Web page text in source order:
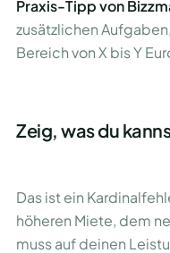
Praxis-Tipp von
zusätzlichen
Bereich von X bis Y
Zeig, was du
Das ist ein
höheren Miete, dem
muss auf deinen